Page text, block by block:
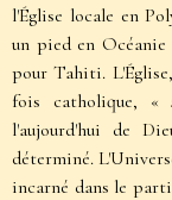
l'Église locale en
un pied en
pour Tahiti.
fois catholique, «
l'aujourd'hui de
déterminé.
incarné dans le